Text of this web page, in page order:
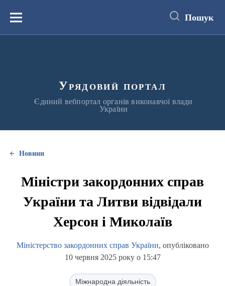
вмістуМеню Пошук
Урядовий портал
Єдиний вебпортал органів виконавчої влади
України
Новини
Міністри закордонних справ
України та Литви відвідали
Херсон і Миколаїв
Міністерство закордонних справ України, опубліковано
10 червня 2025 року о 15:47
Міжнародна діяльність